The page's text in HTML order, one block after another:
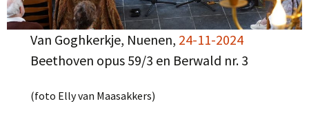
Van Goghkerkje, Nuenen, 24-11-2024
Beethoven opus 59/3 en Berwald nr. 3
(foto Elly van Maasakkers)